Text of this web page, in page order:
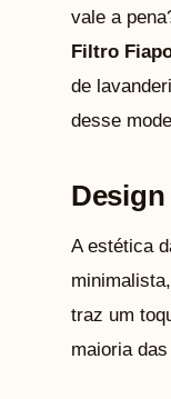
vale a
Filtro
de
desse
A estética
traz um
maioria